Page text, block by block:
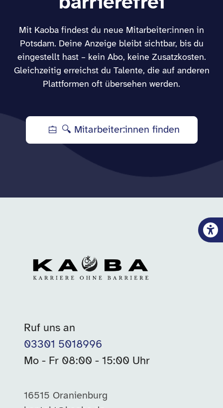
Mit Kaoba findest du neue Mitarbeiter:innen in
Potsdam. Deine Anzeige bleibt sichtbar, bis du
eingestellt hast – kein Abo, keine Zusatzkosten.
Gleichzeitig erreichst du Talente, die auf anderen
Plattformen oft übersehen werden.
🔍 Mitarbeiter:innen finden
Ruf uns an
03301 5018996
Mo - Fr 08:00 - 15:00 Uhr
16515 Oranienburg